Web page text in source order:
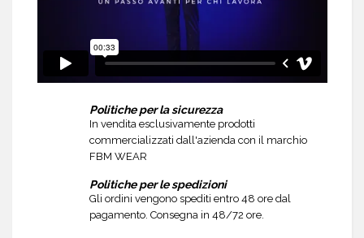
Politiche per la sicurezza
In vendita esclusivamente prodotti
commercializzati dall'azienda con il marchio
FBM WEAR
Politiche per le spedizioni
Gli ordini vengono spediti entro 48 ore dal
pagamento. Consegna in 48/72 ore.